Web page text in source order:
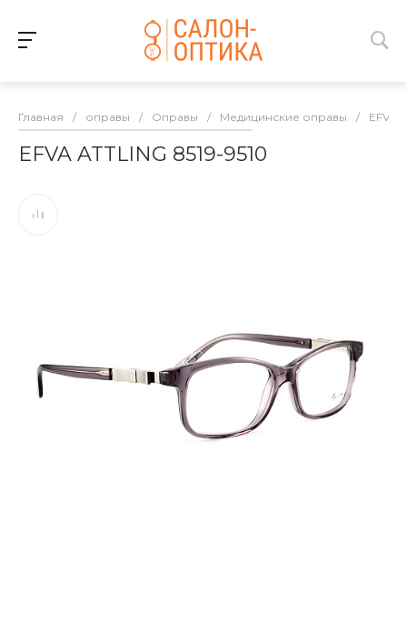
Главная / оправы / Оправы / Медицинские оправы / EFVA
EFVA ATTLING 8519-9510